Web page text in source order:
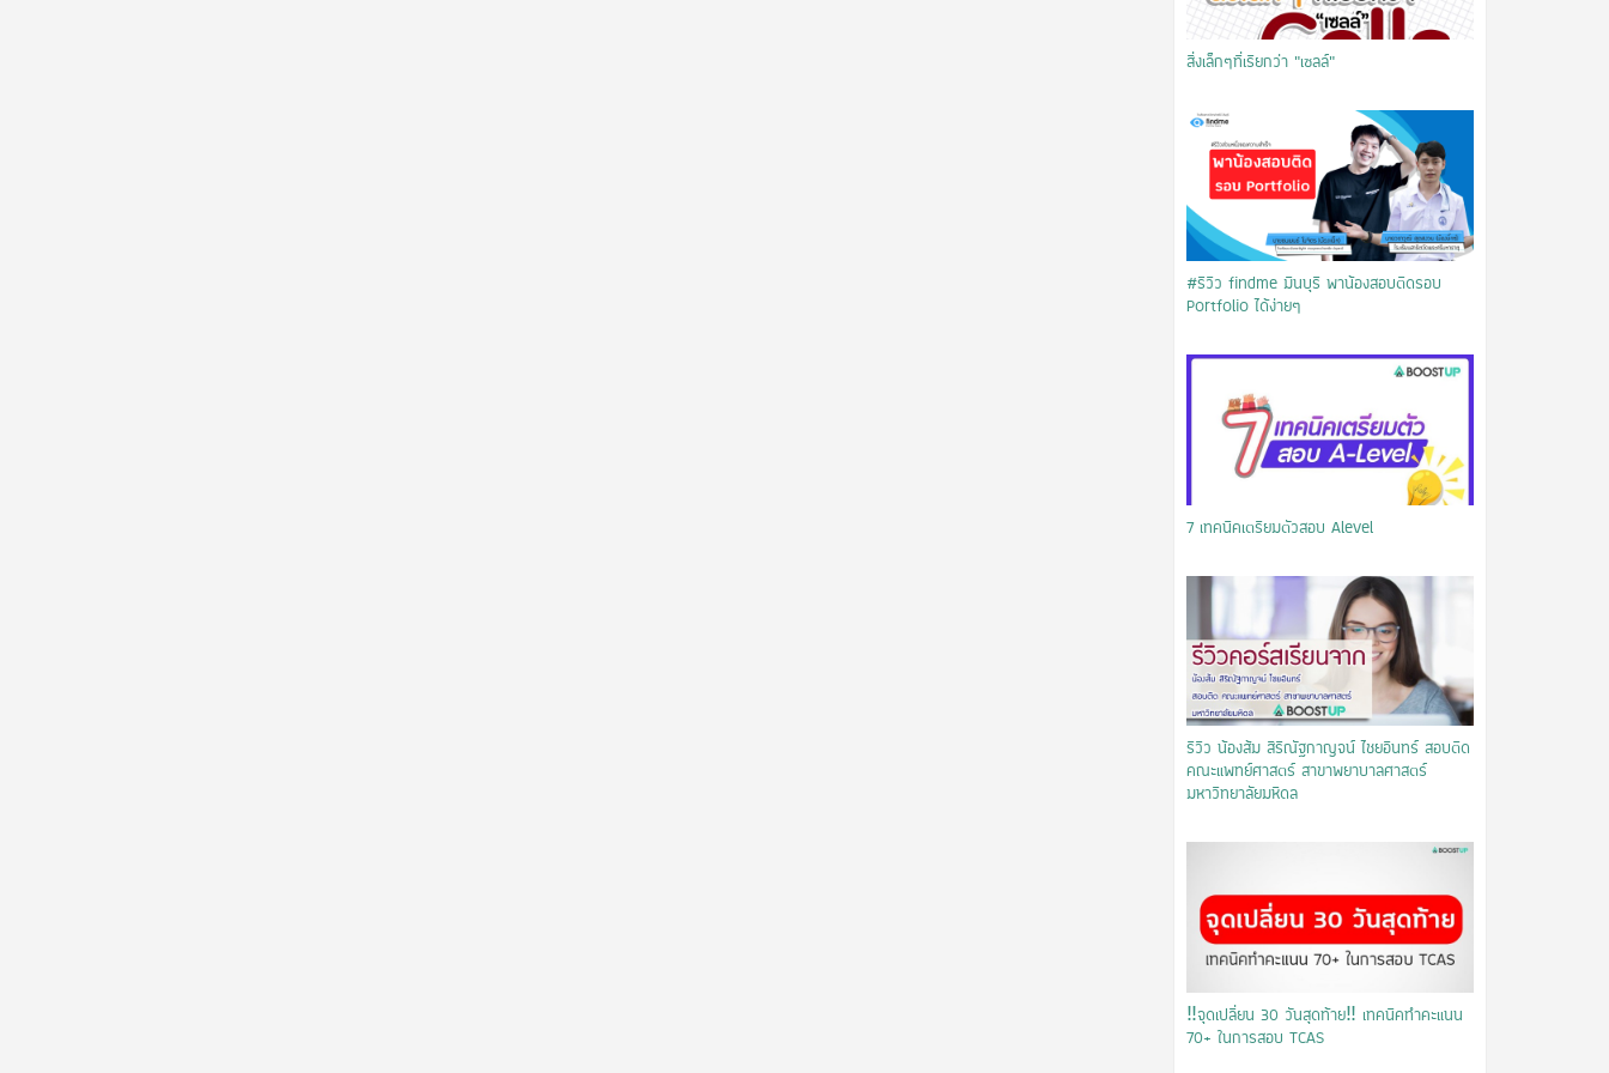
สิ่งเล็กๆที่เรียกว่า “เซลล์”
#รีวิว findme มีนบุรี พาน้องสอบติดรอบ
Portfolio ได้ง่ายๆ
7 เทคนิคเตรียมตัวสอบ Alevel
รีวิว น้องส้ม สิริณัฐกาญจน์ ไชยอินทร์ สอบติด
คณะแพทย์ศาสตร์ สาขาพยาบาลศาสตร์
มหาวิทยาลัยมหิดล
‼️จุดเปลี่ยน 30 วันสุดท้าย‼️ เทคนิคทำคะแนน
70+ ในการสอบ TCAS